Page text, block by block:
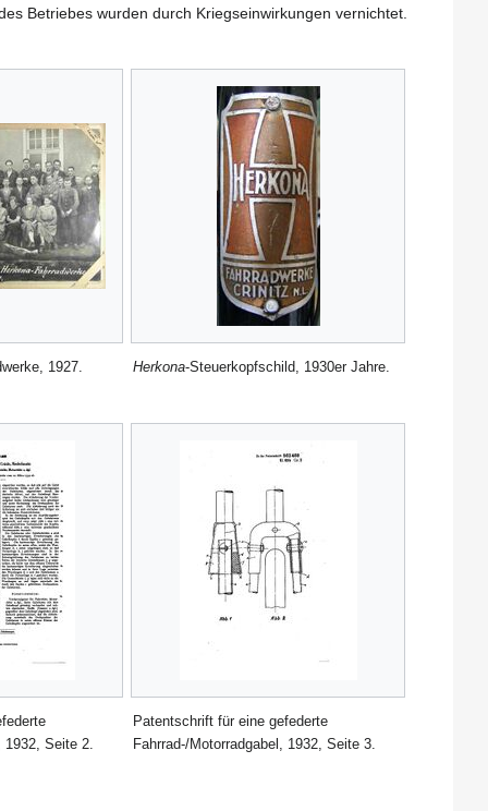
Betriebes wurden durch Kriegseinwirkungen vernichtet.
1927. Herkona-Steuerkopfschild, 1930er Jahre.
1932, Seite 2.
Patentschrift für eine gefederte
Fahrrad-/Motorradgabel, 1932, Seite 3.